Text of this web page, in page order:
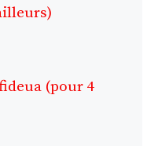
(pour 4